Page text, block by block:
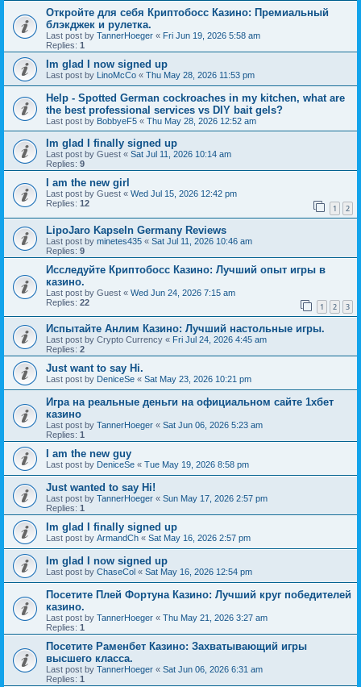
Откройте для себя Криптобосс Казино: Премиальный
блэкджек и рулетка.
Last post by TannerHoeger « Fri Jun 19, 2026 5:58 am
Replies: 1
Im glad I now signed up
Last post by LinoMcCo « Thu May 28, 2026 11:53 pm
Help - Spotted German cockroaches in my kitchen, what are
the best professional services vs DIY bait gels?
Last post by BobbyeF5 « Thu May 28, 2026 12:52 am
Im glad I finally signed up
Last post by Guest « Sat Jul 11, 2026 10:14 am
Replies: 9
I am the new girl
Last post by Guest « Wed Jul 15, 2026 12:42 pm
Replies: 12 1 2
LipoJaro Kapseln Germany Reviews
Last post by minetes435 « Sat Jul 11, 2026 10:46 am
Replies: 9
Исследуйте Криптобосс Казино: Лучший опыт игры в
казино.
Last post by Guest « Wed Jun 24, 2026 7:15 am
Replies: 22 1 2 3
Испытайте Анлим Казино: Лучший настольные игры.
Last post by Crypto Currency « Fri Jul 24, 2026 4:45 am
Replies: 2
Just want to say Hi.
Last post by DeniceSe « Sat May 23, 2026 10:21 pm
Игра на реальные деньги на официальном сайте 1хбет
казино
Last post by TannerHoeger « Sat Jun 06, 2026 5:23 am
Replies: 1
I am the new guy
Last post by DeniceSe « Tue May 19, 2026 8:58 pm
Just wanted to say Hi!
Last post by TannerHoeger « Sun May 17, 2026 2:57 pm
Replies: 1
Im glad I finally signed up
Last post by ArmandCh « Sat May 16, 2026 2:57 pm
Im glad I now signed up
Last post by ChaseCol « Sat May 16, 2026 12:54 pm
Посетите Плей Фортуна Казино: Лучший круг победителей
казино.
Last post by TannerHoeger « Thu May 21, 2026 3:27 am
Replies: 1
Посетите Раменбет Казино: Захватывающий игры
высшего класса.
Last post by TannerHoeger « Sat Jun 06, 2026 6:31 am
Replies: 1